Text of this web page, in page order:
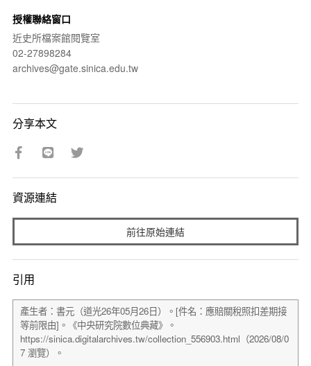
授權聯絡窗口
近史所檔案館閱覽室
02-27898284
archives@gate.sinica.edu.tw
分享本文
資源連結
前往原始連結
引用